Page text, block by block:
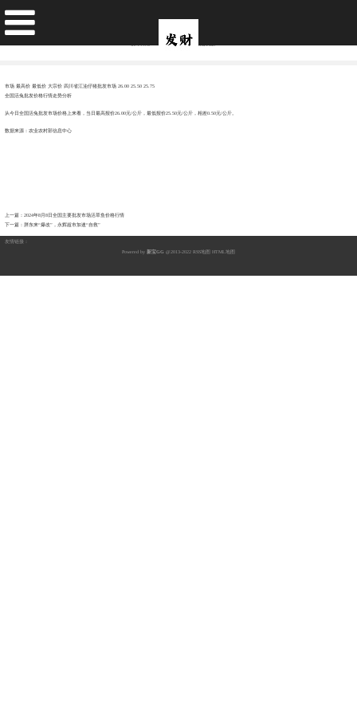
2024年8月8日全国主要批发市场活兔价格行情
发布日期：2024-08-22 11:45 点击次数：244
市场 最高价 最低价 大宗价 四川省江油仔猪批发市场 26.00 25.50 25.75
全国活兔批发价格行情走势分析
从今日全国活兔批发市场价格上来看，当日最高报价26.00元/公斤，最低报价25.50元/公斤，相差0.50元/公斤。
数据来源：农业农村部信息中心
上一篇： 2024年8月8日全国主要批发市场活草鱼价格行情
下一篇： 胖东来“爆改”，永辉超市加速“自救”
友情链接：
Powered by 新宝GG @2013-2022 RSS地图 HTML地图